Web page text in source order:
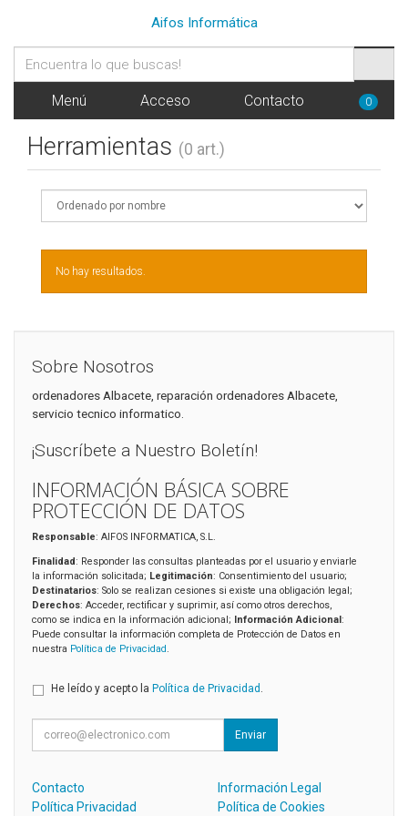
Aifos Informática
Menú Acceso Contacto 0
Herramientas (0 art.)
No hay resultados.
Sobre Nosotros
ordenadores Albacete, reparación ordenadores Albacete,
servicio tecnico informatico.
¡Suscríbete a Nuestro Boletín!
INFORMACIÓN BÁSICA SOBRE
PROTECCIÓN DE DATOS
Responsable: AIFOS INFORMATICA, S.L.
Finalidad: Responder las consultas planteadas por el usuario y enviarle
la información solicitada; Legitimación: Consentimiento del usuario;
Destinatarios: Solo se realizan cesiones si existe una obligación legal;
Derechos: Acceder, rectificar y suprimir, así como otros derechos,
como se indica en la información adicional; Información Adicional:
Puede consultar la información completa de Protección de Datos en
nuestra Política de Privacidad
He leído y acepto la Política de Privacidad .
Enviar
Contacto
Información Legal
Política Privacidad
Política de Cookies